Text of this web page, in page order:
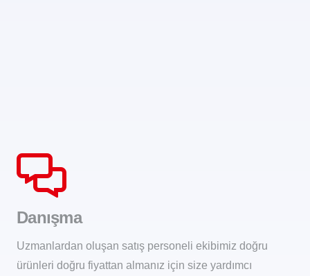
Danışma
Uzmanlardan oluşan satış personeli ekibimiz doğru
ürünleri doğru fiyattan almanız için size yardımcı